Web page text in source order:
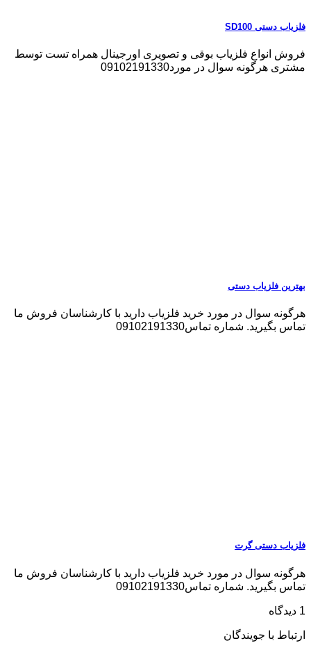
فلزیاب دستی SD100
فروش انواع فلزیاب بوقی و تصویری اورجینال همراه تست توسط
مشتری هرگونه سوال در مورد09102191330
بهترین فلزیاب دستی
هرگونه سوال در مورد خرید فلزیاب دارید با کارشناسان فروش ما
تماس بگیرید. شماره تماس09102191330
فلزیاب دستی گرت
هرگونه سوال در مورد خرید فلزیاب دارید با کارشناسان فروش ما
تماس بگیرید. شماره تماس09102191330
1 دیدگاه
ارتباط با جویندگان